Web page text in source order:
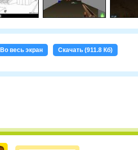
Во весь экран Скачать (911.8 Кб)